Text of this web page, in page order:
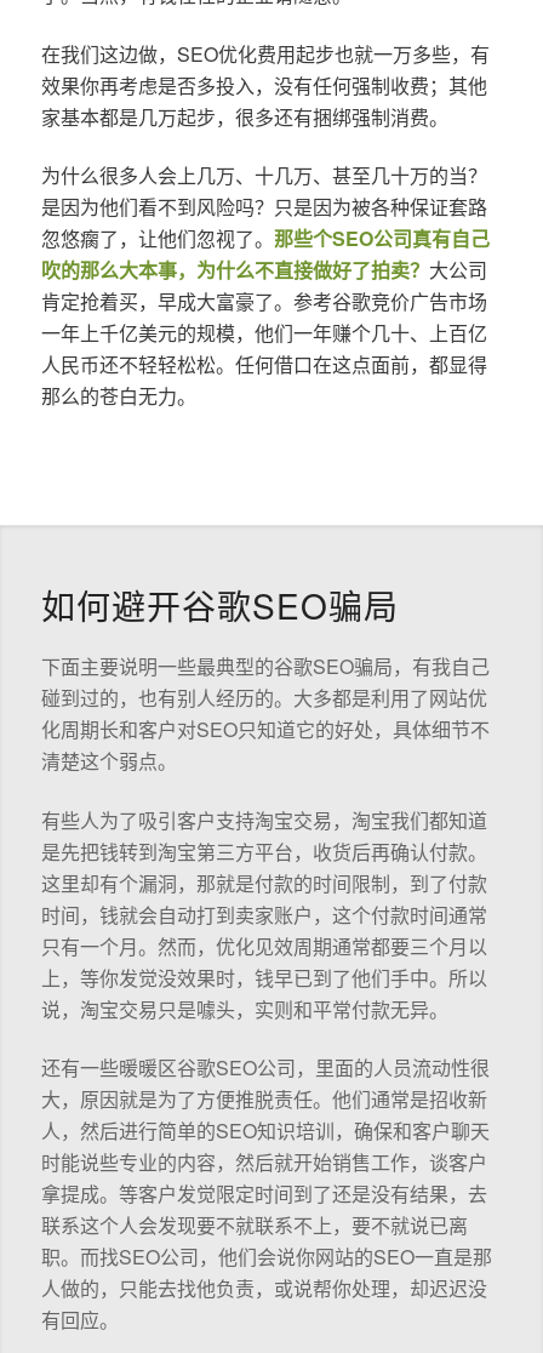
在我们这边做，SEO优化费用起步也就一万多些，有
效果你再考虑是否多投入，没有任何强制收费；其他
家基本都是几万起步，很多还有捆绑强制消费。
为什么很多人会上几万、十几万、甚至几十万的当？
是因为他们看不到风险吗？只是因为被各种保证套路
忽悠瘸了，让他们忽视了。 那些个SEO公司真有自己
吹的那么大本事，为什么不直接做好了拍卖？ 大公司
肯定抢着买，早成大富豪了。参考谷歌竞价广告市场
一年上千亿美元的规模，他们一年赚个几十、上百亿
人民币还不轻轻松松。任何借口在这点面前，都显得
那么的苍白无力。
如何避开谷歌SEO骗局
下面主要说明一些最典型的谷歌SEO骗局，有我自己
碰到过的，也有别人经历的。大多都是利用了网站优
化周期长和客户对SEO只知道它的好处，具体细节不
清楚这个弱点。
有些人为了吸引客户支持淘宝交易，淘宝我们都知道
是先把钱转到淘宝第三方平台，收货后再确认付款。
这里却有个漏洞，那就是付款的时间限制，到了付款
时间，钱就会自动打到卖家账户，这个付款时间通常
只有一个月。然而，优化见效周期通常都要三个月以
上，等你发觉没效果时，钱早已到了他们手中。所以
说，淘宝交易只是噱头，实则和平常付款无异。
还有一些暖暖区谷歌SEO公司，里面的人员流动性很
大，原因就是为了方便推脱责任。他们通常是招收新
人，然后进行简单的SEO知识培训，确保和客户聊天
时能说些专业的内容，然后就开始销售工作，谈客户
拿提成。等客户发觉限定时间到了还是没有结果，去
联系这个人会发现要不就联系不上，要不就说已离
职。而找SEO公司，他们会说你网站的SEO一直是那
人做的，只能去找他负责，或说帮你处理，却迟迟没
有回应。